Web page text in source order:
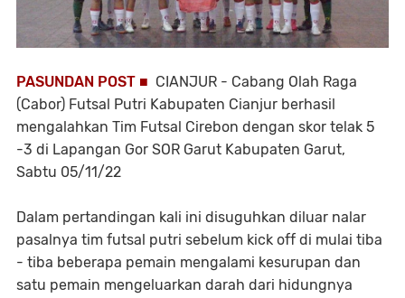
PASUNDAN POST ■ CIANJUR - Cabang Olah Raga
(Cabor) Futsal Putri Kabupaten Cianjur berhasil
mengalahkan Tim Futsal Cirebon dengan skor telak 5
-3 di Lapangan Gor SOR Garut Kabupaten Garut,
Sabtu 05/11/22
Dalam pertandingan kali ini disuguhkan diluar nalar
pasalnya tim futsal putri sebelum kick off di mulai tiba
- tiba beberapa pemain mengalami kesurupan dan
satu pemain mengeluarkan darah dari hidungnya